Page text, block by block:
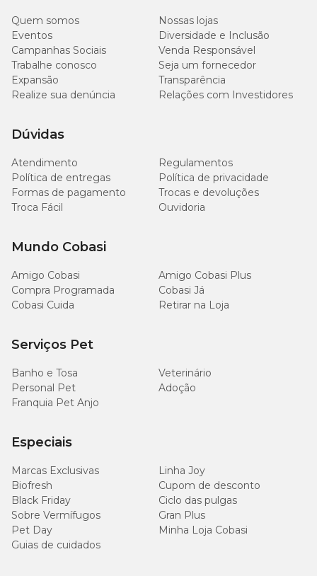
Quem somos
Nossas lojas
Eventos
Diversidade e Inclusão
Campanhas Sociais
Venda Responsável
Trabalhe conosco
Seja um fornecedor
Expansão
Transparência
Realize sua denúncia
Relações com Investidores
Dúvidas
Atendimento
Regulamentos
Política de entregas
Política de privacidade
Formas de pagamento
Trocas e devoluções
Troca Fácil
Ouvidoria
Mundo Cobasi
Amigo Cobasi
Amigo Cobasi Plus
Compra Programada
Cobasi Já
Cobasi Cuida
Retirar na Loja
Serviços Pet
Banho e Tosa
Veterinário
Personal Pet
Adoção
Franquia Pet Anjo
Especiais
Marcas Exclusivas
Linha Joy
Biofresh
Cupom de desconto
Black Friday
Ciclo das pulgas
Sobre Vermífugos
Gran Plus
Pet Day
Minha Loja Cobasi
Guias de cuidados